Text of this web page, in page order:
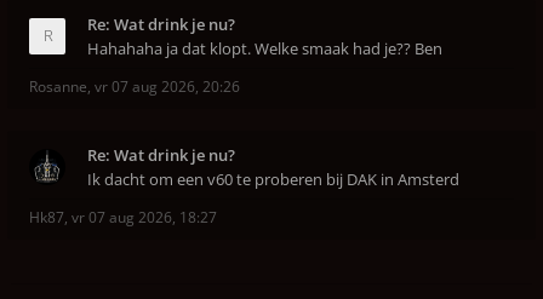
Re: Wat drink je nu?
Hahahaha ja dat klopt. Welke smaak had je?? Ben
Rosanne, vr 07 aug 2026, 20:26
Re: Wat drink je nu?
Ik dacht om een v60 te proberen bij DAK in Amsterd
Hk87, vr 07 aug 2026, 18:27